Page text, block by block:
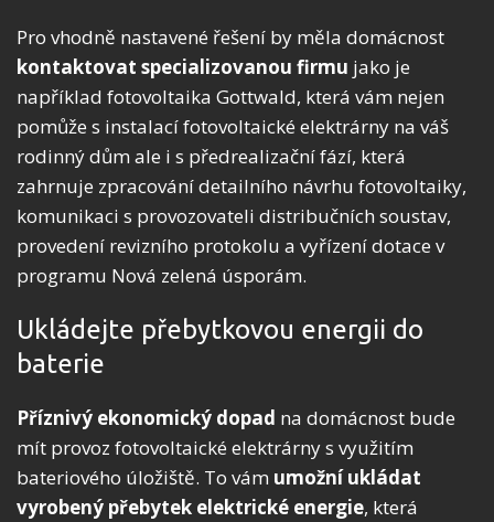
Pro vhodně nastavené řešení by měla domácnost
kontaktovat specializovanou firmu jako je
například fotovoltaika Gottwald, která vám nejen
pomůže s instalací fotovoltaické elektrárny na váš
rodinný dům ale i s předrealizační fází, která
zahrnuje zpracování detailního návrhu fotovoltaiky,
komunikaci s provozovateli distribučních soustav,
provedení revizního protokolu a vyřízení dotace v
programu Nová zelená úsporám.
Ukládejte přebytkovou energii do
baterie
Příznivý ekonomický dopad na domácnost bude
mít provoz fotovoltaické elektrárny s využitím
bateriového úložiště. To vám umožní ukládat
vyrobený přebytek elektrické energie, která